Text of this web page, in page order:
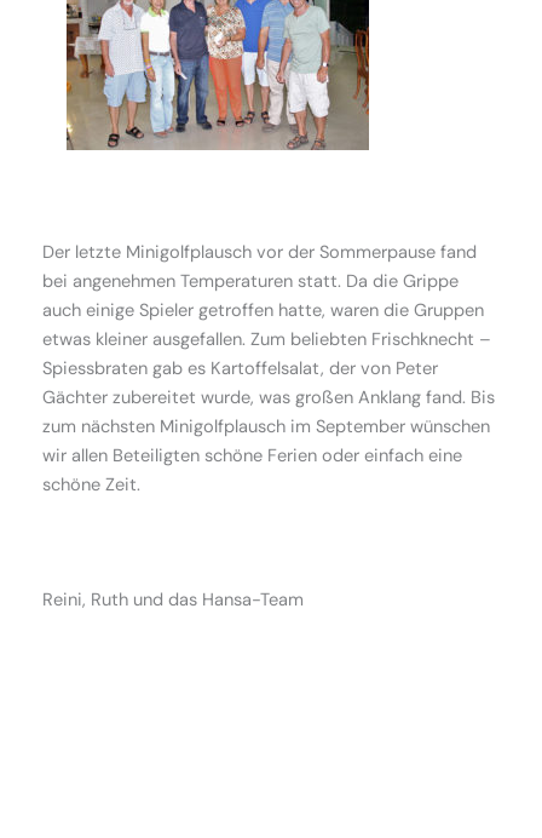
Der letzte Minigolfplausch vor der Sommerpause fand
bei angenehmen Temperaturen statt. Da die Grippe
auch einige Spieler getroffen hatte, waren die Gruppen
etwas kleiner ausgefallen. Zum beliebten Frischknecht –
Spiessbraten gab es Kartoffelsalat, der von Peter
Gächter zubereitet wurde, was großen Anklang fand. Bis
zum nächsten Minigolfplausch im September wünschen
wir allen Beteiligten schöne Ferien oder einfach eine
schöne Zeit.
Reini, Ruth und das Hansa-Team